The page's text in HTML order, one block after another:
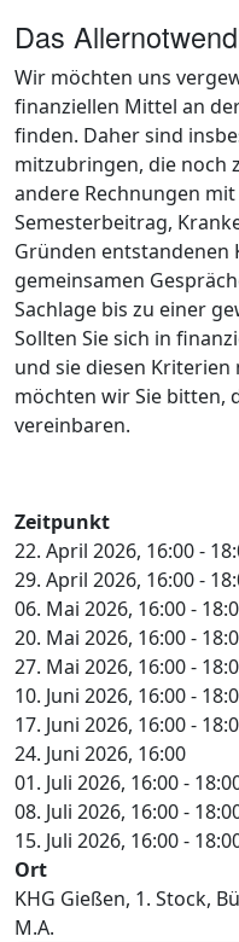
Das
Wir möchten uns
finanziellen Mittel an
finden. Daher sind
mitzubringen, die noch
andere Rechnungen
Semesterbeitrag,
Gründen entstandenen
gemeinsamen
Sachlage bis zu einer
Sollten Sie sich in
und sie diesen
möchten wir Sie bitten,
vereinbaren.
Zeitpunkt
22. April 2026, 16:00-
29. April 2026, 16:00-
06. Mai 2026, 16:00-
20. Mai 2026, 16:00-
27. Mai 2026, 16:00-
10. Juni 2026, 16:00-
17. Juni 2026, 16:00-
24. Juni 2026, 16:00
01. Juli 2026, 16:00-
08. Juli 2026, 16:00-
15. Juli 2026, 16:00-
Ort
KHG Gießen, 1. Stock,
M.A.